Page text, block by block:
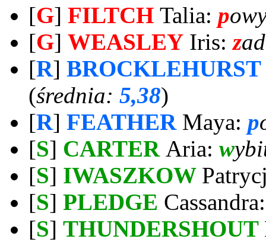
[G] FILTCH Talia: p
[G] WEASLEY Iris:z
[R] BROCKLEHURST
(średnia: 5,38)
[R] FEATHER Maya: p
[S] CARTER Aria: w
[S] IWASZKOW
[S] PLEDGE
[S] THUNDERSHOUT